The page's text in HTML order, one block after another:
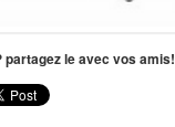
le avec vos amis!